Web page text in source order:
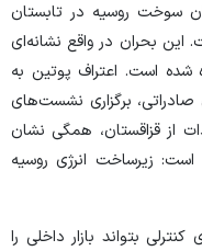
سوخت روسیه در تابستان
این بحران در واقع نشانه‌ای
شده است. اعتراف پوتین به
برگزاری نشست‌های
از قزاقستان، همگی نشان
زیرساخت انرژی روسیه
بتواند بازار داخلی را